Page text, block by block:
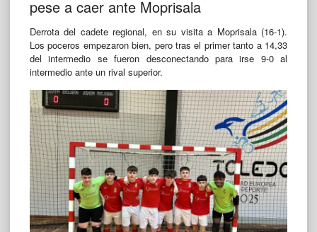
pese a caer ante Moprisala
Derrota del cadete regional, en su visita a Moprisala (16-1).
Los poceros empezaron bien, pero tras el primer tanto a 14,33
del intermedio se fueron desconectando para irse 9-0 al
intermedio ante un rival superior.